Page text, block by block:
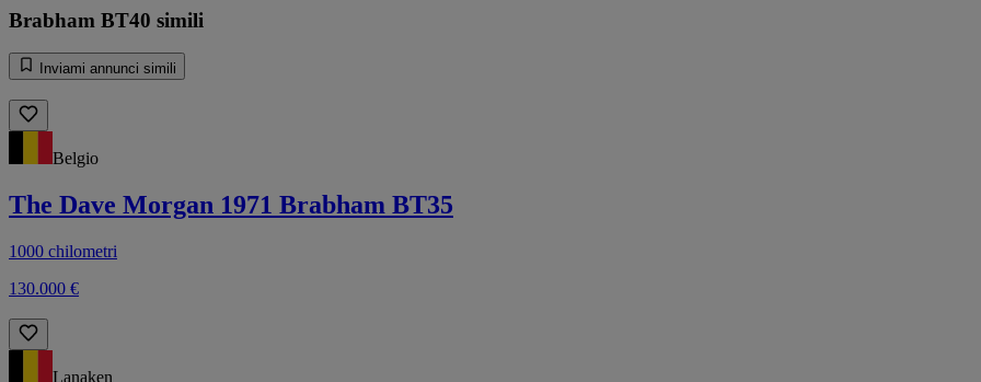
Brabham BT40 simili
Inviami annunci simili
Belgio
The Dave Morgan 1971 Brabham BT35
1000 chilometri
130.000 €
Lanaken